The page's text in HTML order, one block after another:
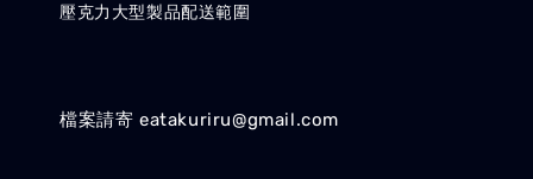
壓克力大型製品配送範圍
檔案請寄 eatakuriru@gmail.com